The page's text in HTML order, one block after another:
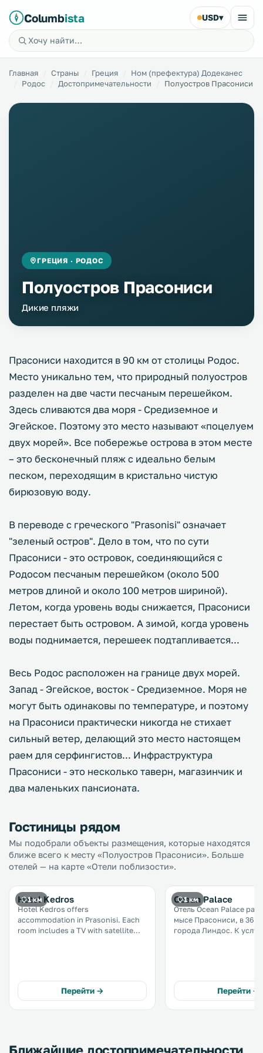
Columbista USD▾
Главная Страны Греция
Ном (префектура) Додеканес
Родос
Достопримечательности Полуостров Прасониси
ГРЕЦИЯ · РОДОС
Полуостров Прасониси
Дикие пляжи
Прасониси находится в 90 км от столицы Родос.
Место уникально тем, что природный полуостров
разделен на две части песчаным перешейком.
Здесь сливаются два моря - Средиземное и
Эгейское. Поэтому это место называют «поцелуем
двух морей». Все побережье острова в этом месте
– это бесконечный пляж с идеально белым
песком, переходящим в кристально чистую
бирюзовую воду.
В переводе с греческого "Prasonisi" означает
"зеленый остров". Дело в том, что по сути
Прасониси - это островок, соединяющийся с
Родосом песчаным перешейком (около 500
метров длиной и около 100 метров шириной).
Летом, когда уровень воды снижается, Прасониси
перестает быть островом. А зимой, когда уровень
воды поднимается, перешеек подтапливается...
Весь Родос расположен на границе двух морей.
Запад - Эгейское, восток - Средиземное. Моря не
могут быть одинаковы по температуре, и поэтому
на Прасониси практически никогда не стихает
сильный ветер, делающий это место настоящем
раем для серфингистов... Инфраструктура
Прасониси - это несколько таверн, магазинчик и
два маленьких пансионата.
Гостиницы рядом
Мы подобрали объекты размещения, которые находятся
ближе всего к месту «Полуостров Прасониси». Больше
отелей — на карте «Отели поблизости».
1 км
Hotel Kedros
Hotel Kedros offers
accommodation in Prasonisi. Each
room includes a TV with satellite
the property. .
Перейти →
1 км
Ocean Palace
Отель Ocean Palace
мысе Прасониси, в 36
города Линдос. К услугам гостей
Перейти →
Ближайшие достопримечательности